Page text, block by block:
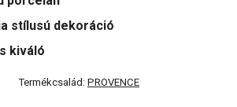
stílusú dekoráció
kiváló
Termékcsalád: PROVENCE